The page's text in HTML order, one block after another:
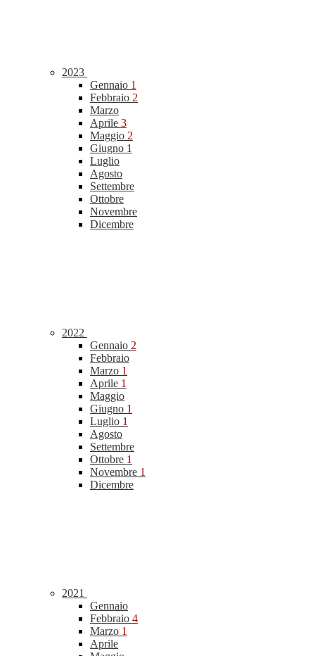
2023
Gennaio 1
Febbraio 2
Marzo
Aprile 3
Maggio 2
Giugno 1
Luglio
Agosto
Settembre
Ottobre
Novembre
Dicembre
2022
Gennaio 2
Febbraio
Marzo 1
Aprile 1
Maggio
Giugno 1
Luglio 1
Agosto
Settembre
Ottobre 1
Novembre 1
Dicembre
2021
Gennaio
Febbraio 4
Marzo 1
Aprile